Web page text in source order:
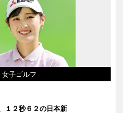
子ゴルフ
１２秒６２の日本新